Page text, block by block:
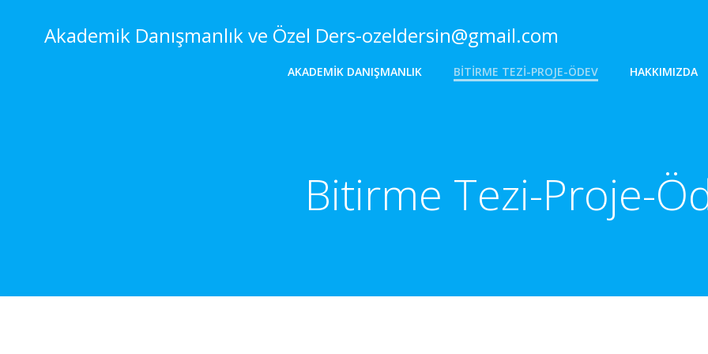
Akademik Danışmanlık ve Özel Ders-ozeldersin@gmail.com
AKADEMIK DANIŞMANLIK BITIRME TEZI-PROJE-ÖDEV HAKKIMIZDA
Bitirme Tezi-Proje-